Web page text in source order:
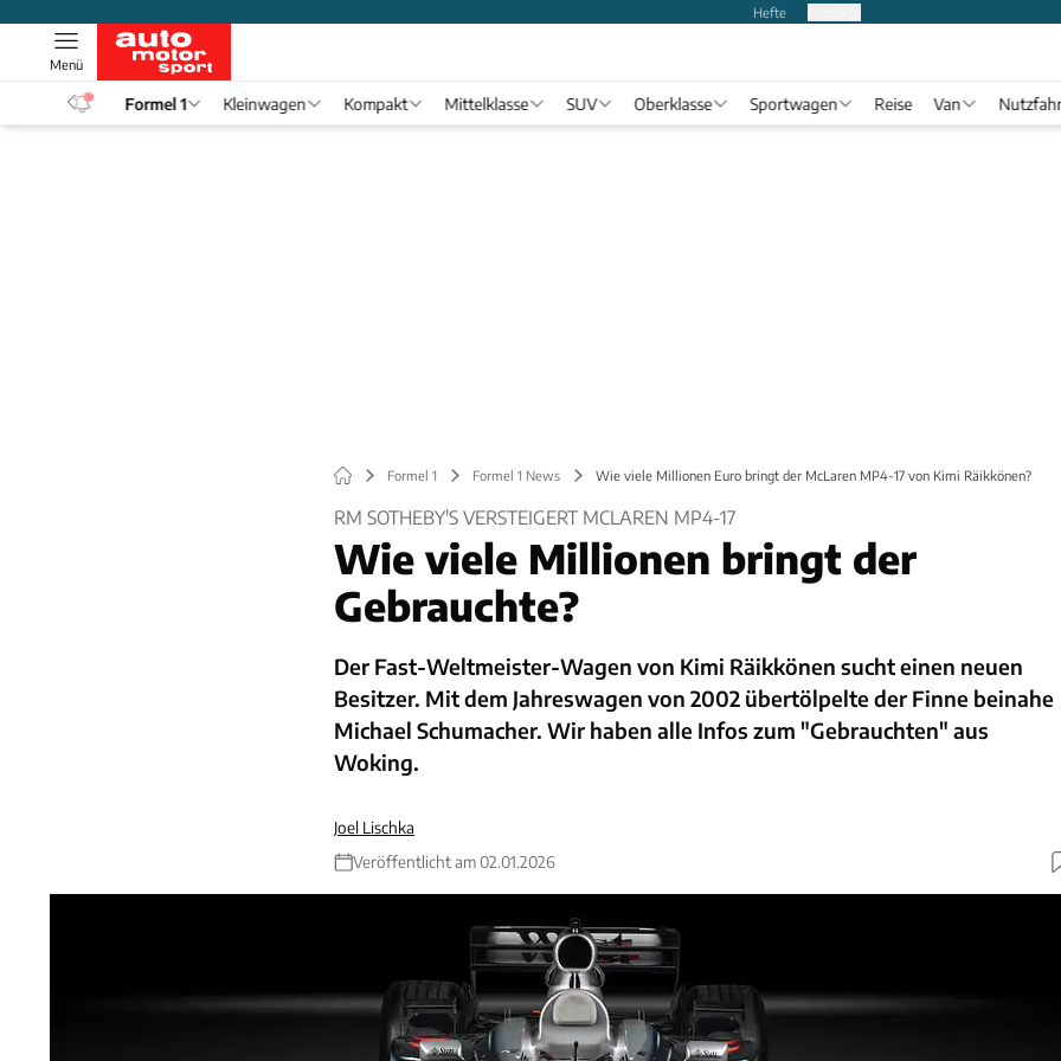
Hefte
Menü
Formel 1 Kleinwagen Kompakt Mittelklasse SUV Oberklasse Sportwagen Reise Van
Formel 1 Formel 1 News Wie viele Millionen Euro bringt der McLaren MP4-17 von Kimi Räikkönen?
RM SOTHEBY'S VERSTEIGERT MCLAREN MP4-17
Wie viele Millionen bringt der
Gebrauchte?
Der Fast-Weltmeister-Wagen von Kimi Räikkönen sucht einen neuen
Besitzer. Mit dem Jahreswagen von 2002 übertölpelte der Finne beinahe
Michael Schumacher. Wir haben alle Infos zum "Gebrauchten" aus
Woking.
Joel Lischka
Veröffentlicht am 02.01.2026